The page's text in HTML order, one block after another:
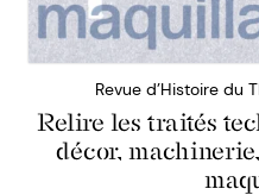
Revue d’Histoire du
Relire les traités
décor,